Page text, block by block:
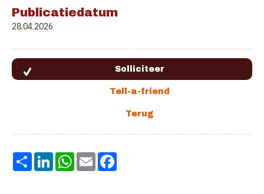
Publicatiedatum
28.04.2026
Share LinkedInWhatsApp
Email